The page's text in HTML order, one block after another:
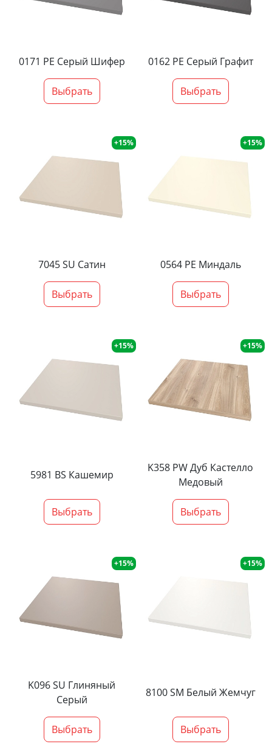
0171 PE Серый Шифер
Выбрать
0162 PE Серый Графит
Выбрать
+15%
7045 SU Сатин
Выбрать
+15%
0564 PE Миндаль
Выбрать
+15%
5981 BS Кашемир
Выбрать
+15%
K358 PW Дуб Кастелло
Медовый
Выбрать
+15%
K096 SU Глиняный
Серый
Выбрать
+15%
8100 SM Белый Жемчуг
Выбрать